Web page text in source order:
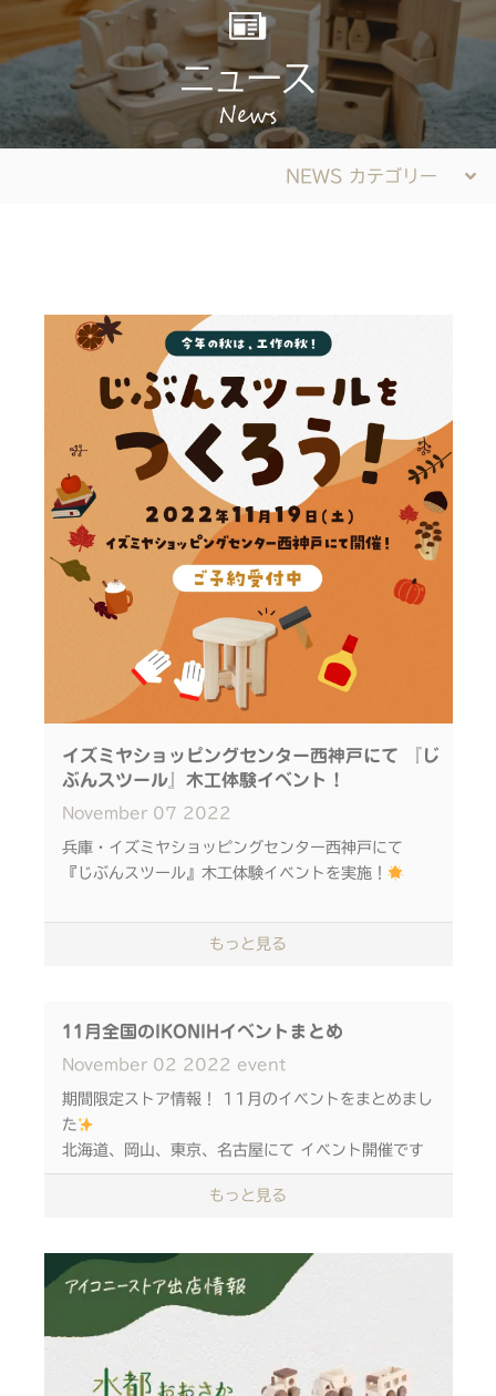
NEWS カテゴリー
イズミヤショッピングセンター西神戸にて 『じ
ぶんスツール』木工体験イベント！
November 07 2022
兵庫・イズミヤショッピングセンター西神戸にて
『じぶんスツール』木工体験イベントを実施！
ご予約受付中 詳しくは下記をご覧ください
きます
するため 安心してご参加いただけます
イベント詳細
❸13時00分 ❹14時15分
❺15時30分 ❻16時45分
■場所
1階 フードコート横ステージ
もっと見る
11月全国のIKONIHイベントまとめ
November 02 2022 event
期間限定ストア情報！ 11月のイベントをまとめまし
た
北海道、岡山、東京、名古屋にて イベント開催です
ければと思います♩
イオンモール苫小牧店 2階 エムアイプラザ
もっと見る